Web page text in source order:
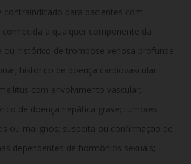
contraindicado para pacientes com
conhecida a qualquer componente da
ou histórico de trombose venosa profunda
histórico de doença cardiovascular
com envolvimento vascular;
de doença hepática grave; tumores
ou malignos; suspeita ou confirmação de
dependentes de hormônios sexuais;